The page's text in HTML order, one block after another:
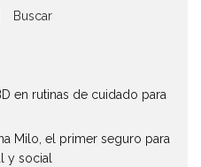
Buscar
en rutinas de cuidado para
Milo, el primer seguro para
y social